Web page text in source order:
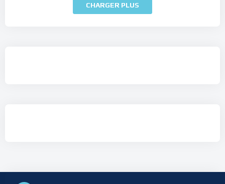
CHARGER PLUS